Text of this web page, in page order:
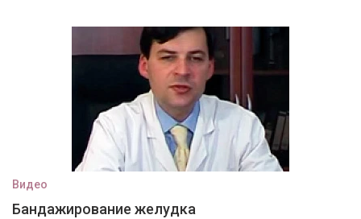
Видео
Бандажирование желудка